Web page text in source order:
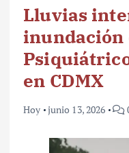
Lluvias
inundación
en CDMX
Hoy junio 13, 2026